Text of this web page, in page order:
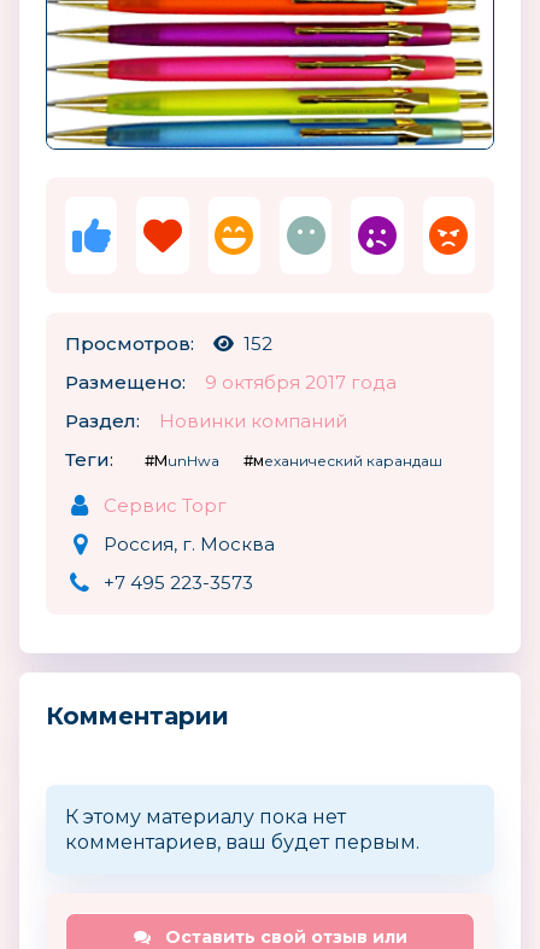
Просмотров:
152
Размещено:
9 октября 2017 года
Раздел:
Новинки компаний
Теги:
#MunHwa #механический карандаш
Сервис Торг
Россия, г. Москва
+7 495 223-3573
Комментарии
К этому материалу пока нет
комментариев, ваш будет первым.
Оставить свой отзыв или